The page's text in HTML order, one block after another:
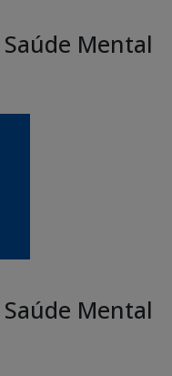
Mental
Mental